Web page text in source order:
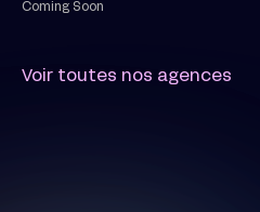
Coming Soon
Voir toutes nos agences